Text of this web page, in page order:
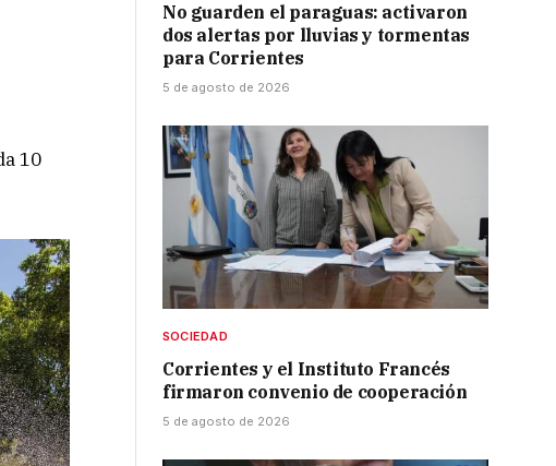
10
No guarden el paraguas: activaron
dos alertas por lluvias y tormentas
para Corrientes
5 de agosto de 2026
SOCIEDAD
Corrientes y el Instituto Francés
firmaron convenio de cooperación
5 de agosto de 2026